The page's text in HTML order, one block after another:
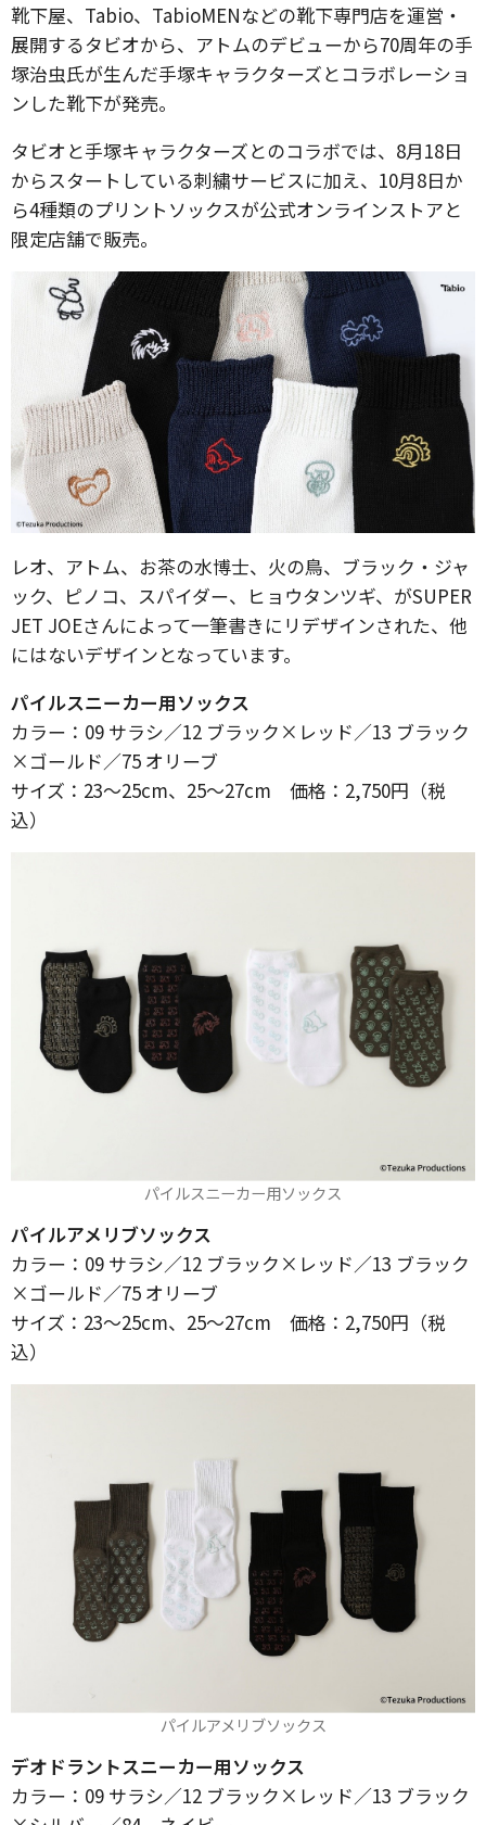
靴下屋、Tabio、TabioMENなどの靴下専門店を運営・
展開するタビオから、アトムのデビューから70周年の手
塚治虫氏が生んだ手塚キャラクターズとコラボレーショ
ンした靴下が発売。
タビオと手塚キャラクターズとのコラボでは、8月18日
からスタートしている刺繍サービスに加え、10月8日か
ら4種類のプリントソックスが公式オンラインストアと
限定店舗で販売。
レオ、アトム、お茶の水博士、火の鳥、ブラック・ジャ
ック、ピノコ、スパイダー、ヒョウタンツギ、がSUPER
JET JOEさんによって一筆書きにリデザインされた、他
にはないデザインとなっています。
パイルスニーカー用ソックス
カラー：09 サラシ／12 ブラック×レッド／13 ブラック
×ゴールド／75 オリーブ
サイズ：23～25cm、25～27cm 価格：2,750円（税
込）
パイルスニーカー用ソックス
パイルアメリブソックス
カラー：09 サラシ／12 ブラック×レッド／13 ブラック
×ゴールド／75 オリーブ
サイズ：23～25cm、25～27cm 価格：2,750円（税
込）
パイルアメリブソックス
デオドラントスニーカー用ソックス
カラー：09 サラシ／12 ブラック×レッド／13 ブラック